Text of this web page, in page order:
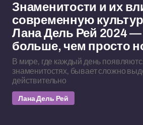
Знаменитости и их
современную
Лана Дель Рей 2024 —
больше, чем просто
В мире, где каждый день
знаменитостях, бывает сложно
действительно
Лана Дель Рей